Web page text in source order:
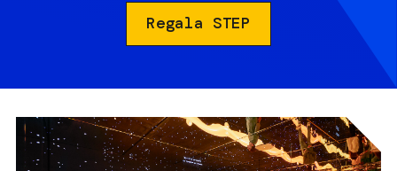
Regala STEP